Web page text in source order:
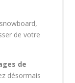
de votre
de
désormais